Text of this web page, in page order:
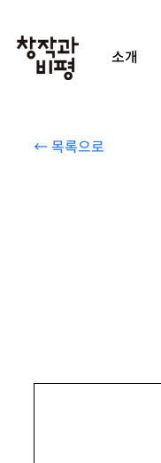
소개
← 목록으로